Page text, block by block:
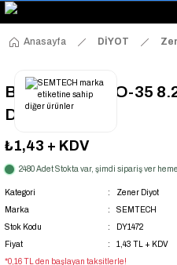
"Saat 14:00'a Kadar Verilen
"Binlerce Ürün Çeşitliliği
"Toptan Fiyatına Perakende
Anasayfa DİYOT
BZX55C8V2 DO-35
DİYOT
₺1,43 + KDV
2480 Adet Stokta var, şimdi sipariş ver
Kategori
Zener Diyot
Marka
SEMTECH
Stok Kodu
DY1472
Fiyat
1,43 TL + KDV
*0,16 TL den başlayan taksitlerle!